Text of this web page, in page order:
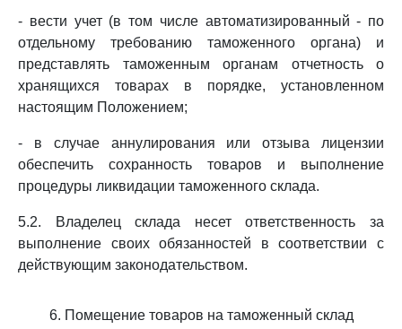
- вести учет (в том числе автоматизированный - по
отдельному требованию таможенного органа) и
представлять таможенным органам отчетность о
хранящихся товарах в порядке, установленном
настоящим Положением;
- в случае аннулирования или отзыва лицензии
обеспечить сохранность товаров и выполнение
процедуры ликвидации таможенного склада.
5.2. Владелец склада несет ответственность за
выполнение своих обязанностей в соответствии с
действующим законодательством.
6. Помещение товаров на таможенный склад